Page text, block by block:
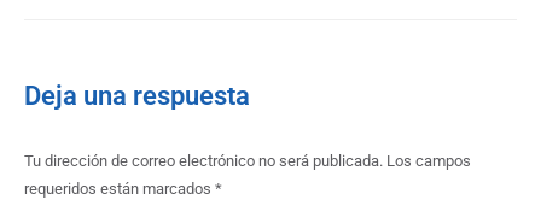
Deja una respuesta
Tu dirección de correo electrónico no será publicada. Los campos
requeridos están marcados *